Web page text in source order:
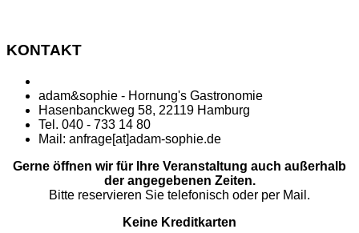
KONTAKT
adam&sophie - Hornung's Gastronomie
Hasenbanckweg 58, 22119 Hamburg
Tel. 040 - 733 14 80
Mail: anfrage[at]adam-sophie.de
Gerne öffnen wir für Ihre Veranstaltung auch außerhalb
der angegebenen Zeiten.
Bitte reservieren Sie telefonisch oder per Mail.
Keine Kreditkarten